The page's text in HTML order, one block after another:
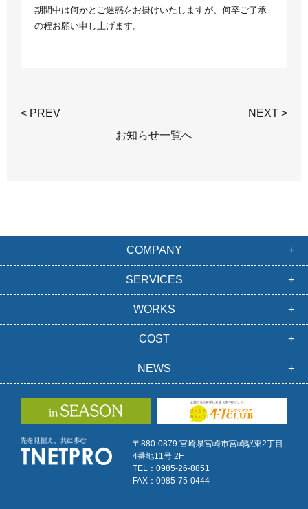
期間中は何かとご迷惑をお掛けいたしますが、何卒ご了承
の程お願い申し上げます。
< PREV
NEXT >
お知らせ一覧へ
COMPANY
SERVICES
WORKS
COST
NEWS
〒880-0879 宮崎県宮崎市宮崎駅東2丁目
4番地11号 2F
TEL：0985-26-8851
FAX：0985-75-0444